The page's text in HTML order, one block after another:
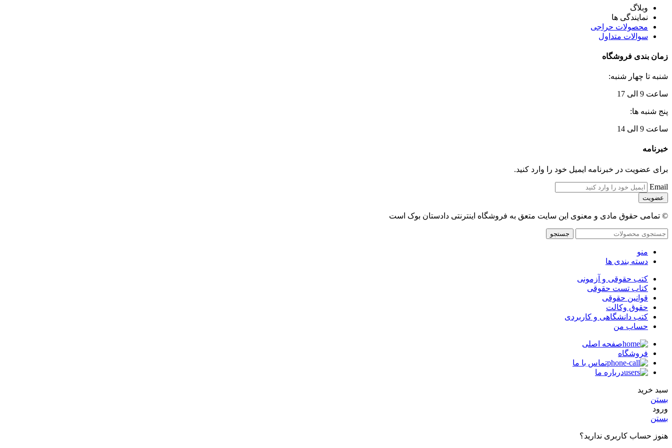
وبلاگ
نمایندگی ها
محصولات حراجی
سوالات متداول
زمان بندی فروشگاه
شنبه تا چهار شنبه:
ساعت 9 الی 17
پنج شنبه ها:
ساعت 9 الی 14
خبرنامه
برای عضویت در خبرنامه ایمیل خود را وارد کنید.
Email
© تمامی حقوق مادی و معنوی این سایت متعق به فروشگاه اینترنتی دادستان بوک است
جستجو
منو
دسته بندی ها
کتب حقوقی و آزمونی
کتاب تست حقوقی
قوانین حقوقی
حقوق وکالت
کتب دانشگاهی و کاربردی
حساب من
صفحه اصلی
فروشگاه
تماس با ما
درباره ما
سبد خرید
بستن
ورود
بستن
هنوز حساب کاربری ندارید؟